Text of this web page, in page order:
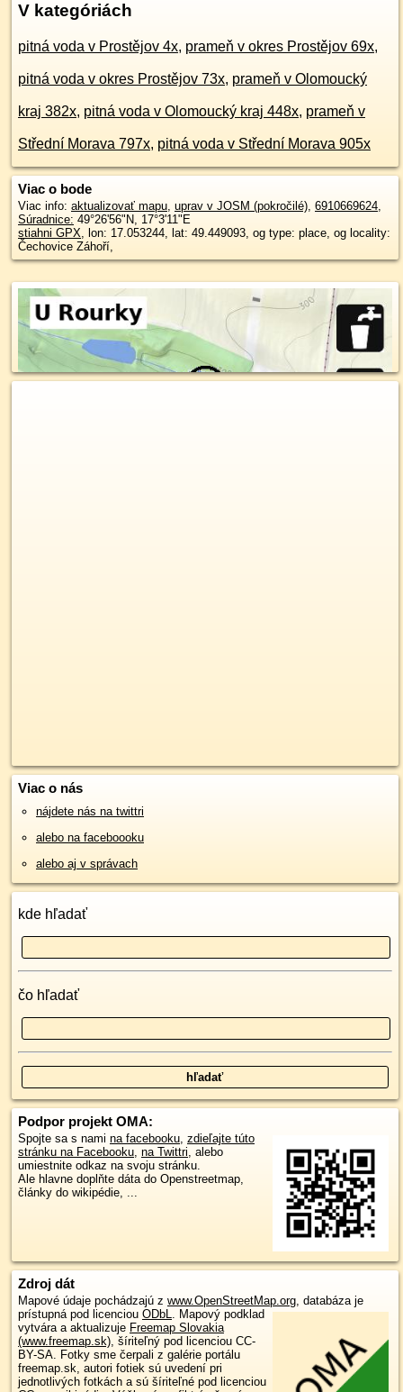
V kategóriách
pitná voda v Prostějov 4x, prameň v okres Prostějov 69x,
pitná voda v okres Prostějov 73x, prameň v Olomoucký
kraj 382x, pitná voda v Olomoucký kraj 448x, prameň v
Střední Morava 797x, pitná voda v Střední Morava 905x
Viac o bode
Viac info: aktualizovať mapu, uprav v JOSM (pokročilé), 6910669624,
Súradnice: 49°26'56"N, 17°3'11"E
stiahni GPX, lon: 17.053244, lat: 49.449093, og type: place, og locality:
Čechovice Záhoří,
Viac o nás
nájdete nás na twittri
alebo na faceboooku
alebo aj v správach
kde hľadať
čo hľadať
Podpor projekt OMA:
Spojte sa s nami na facebooku, zdieľajte túto
stránku na Facebooku, na Twittri, alebo
umiestnite odkaz na svoju stránku.
Ale hlavne doplňte dáta do Openstreetmap,
články do wikipédie, ...
Zdroj dát
Mapové údaje pochádzajú z www.OpenStreetMap.org, databáza je
prístupná pod licenciou ODbL. Mapový podklad
vytvára a aktualizuje Freemap Slovakia
(www.freemap.sk), šíriteľný pod licenciou CC-
BY-SA. Fotky sme čerpali z galérie portálu
freemap.sk, autori fotiek sú uvedení pri
jednotlivých fotkách a sú šíriteľné pod licenciou